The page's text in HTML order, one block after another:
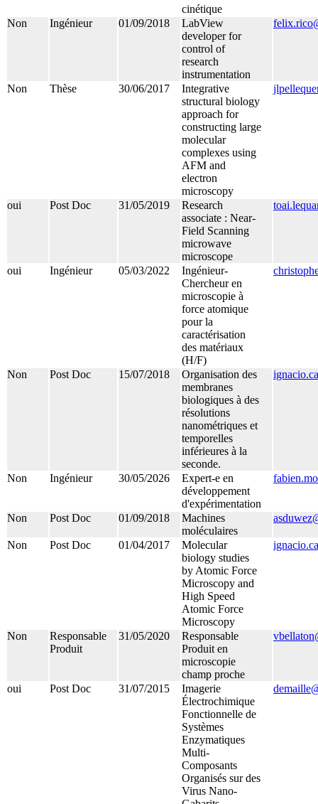
cinétique
Non Ingénieur 01/09/2018
LabView
developer for
control of
research
instrumentation
Non Thèse 30/06/2017
Integrative
structural biology
approach for
constructing large
molecular
complexes using
AFM and
electron
microscopy
oui Post Doc 31/05/2019
Research
associate : Near-
Field Scanning
microwave
microscope
oui Ingénieur 05/03/2022
Ingénieur-
Chercheur en
microscopie à
force atomique
pour la
caractérisation
des matériaux
(H/F)
Non Post Doc 15/07/2018
Organisation des
membranes
biologiques à des
résolutions
nanométriques et
temporelles
inférieures à la
seconde.
Non Ingénieur 30/05/2026
Expert-e en
développement
d'expérimentation
Non Post Doc 01/09/2018
Machines
moléculaires
Non Post Doc 01/04/2017
Molecular
biology studies
by Atomic Force
Microscopy and
High Speed
Atomic Force
Microscopy
Non
Responsable
Produit
31/05/2020
Responsable
Produit en
microscopie
champ proche
oui Post Doc 31/07/2015
Imagerie
Électrochimique
Fonctionnelle de
Systèmes
Enzymatiques
Multi-
Composants
Organisés sur des
Virus Nano-